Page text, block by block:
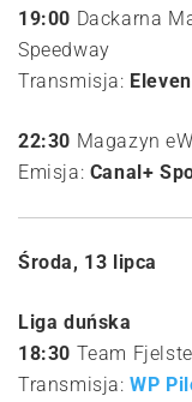
19:00 Dackarna
Speedway
Transmisja:
22:30 Magazyn
Emisja: Canal+
Środa, 13 lipca
Liga duńska
18:30 Team
Transmisja:WP